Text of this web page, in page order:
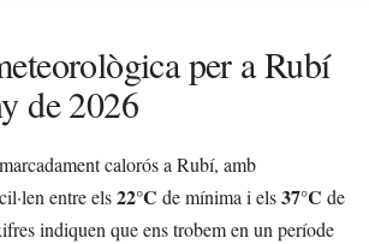
per a Rubí
de 2026
calorós a Rubí, amb
entre els22°C de mínima i els37°C de
indiquen que ens trobem en un període